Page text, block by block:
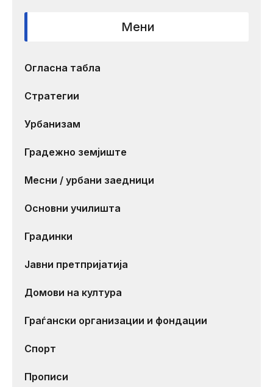
Мени
Огласна табла
Стратегии
Урбанизам
Градежно земјиште
Месни / урбани заедници
Основни училишта
Градинки
Јавни претпријатија
Домови на култура
Граѓански организации и фондации
Спорт
Прописи